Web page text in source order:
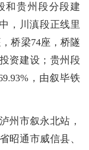
和贵州段分段建
，川滇段正线里
桥梁74座，桥隧
资建设；贵州段
，由叙毕铁
州市叙永北站，
昭通市威信县、